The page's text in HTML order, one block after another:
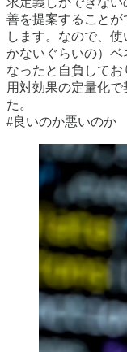
善を提案すること
します。なので、
かないぐらいの）ベ
なったと自負して
用対効果の定量化
た。
#良いのか悪いのか